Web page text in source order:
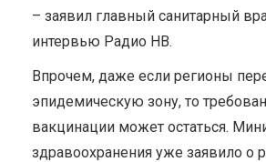
– заявил главный санитарный
интервью Радио НВ.
Впрочем, даже если регионы
эпидемическую зону, то
вакцинации может остаться.
здравоохранения уже заявило о